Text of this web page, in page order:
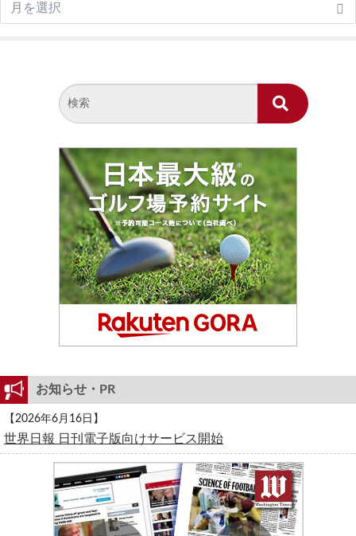
お知らせ・PR
【2026年6月16日】
世界日報 日刊電子版向けサービス開始